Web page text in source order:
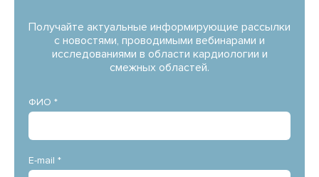
Получайте актуальные информирующие рассылки
с новостями, проводимыми вебинарами и
исследованиями в области кардиологии и
смежных областей.
ФИО *
E-mail *